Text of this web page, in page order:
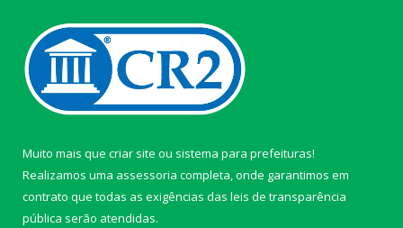
Muito mais que criar site ou sistema para prefeituras!
Realizamos uma assessoria completa, onde garantimos em
contrato que todas as exigências das leis de transparência
pública serão atendidas.